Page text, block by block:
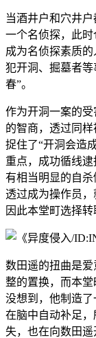
当酒井户和穴井
一个名侦探，此
成为名侦探素质
犯开洞、掘墓者
春”。
作为开洞一案的
的智商，透过同
捉住了“开洞会造
重点，成功循线
有相当明显的自
透过成为操作员，
因此本堂町选择转
数田遥的扭曲是
整的置换，而本
没想到，他制造
在脑中自动补足
失，也在向数田